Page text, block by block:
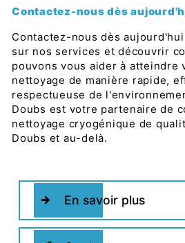
Contactez-nous dès
Contactez-nous dès
sur nos services et découvrir
pouvons vous aider à atteindre
nettoyage de manière rapide,
respectueuse de
Doubs est votre partenaire de
nettoyage cryogénique de
Doubs et au-delà.
En savoir plus